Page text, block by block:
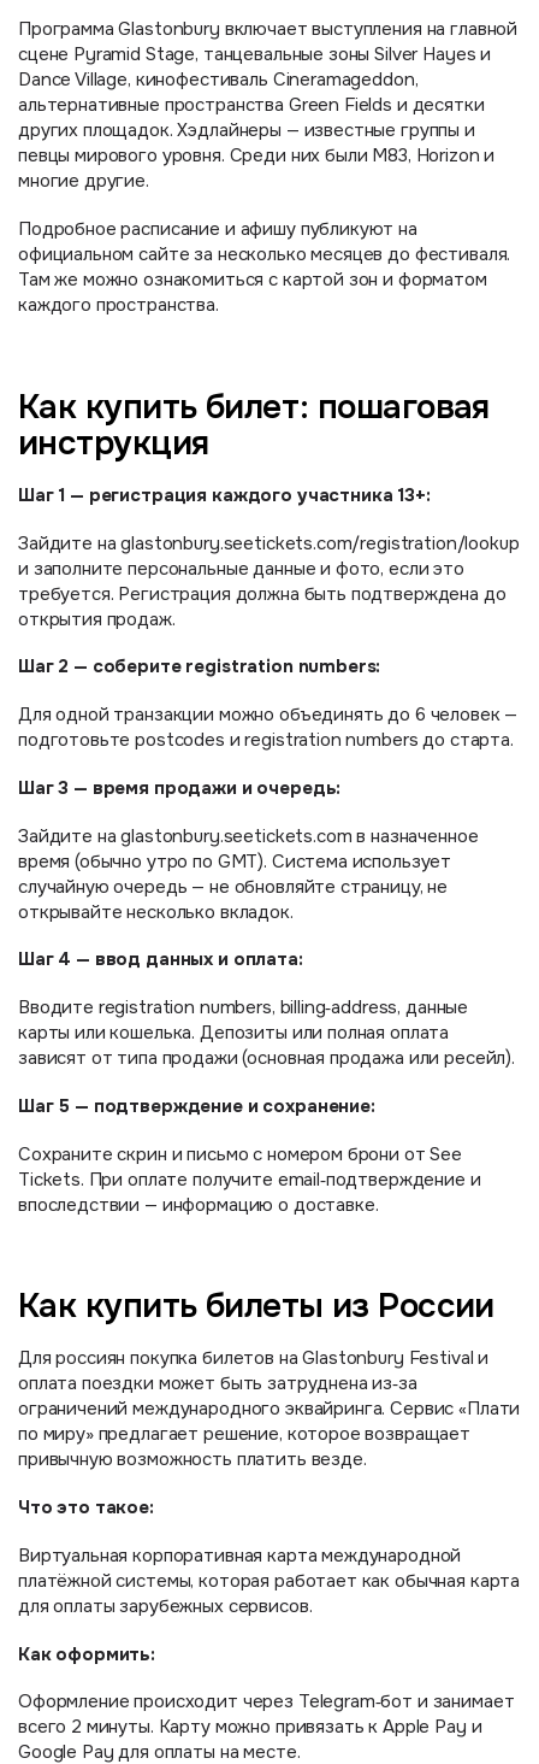
Программа Glastonbury включает выступления на главной
сцене Pyramid Stage, танцевальные зоны Silver Hayes и
Dance Village, кинофестиваль Cineramageddon,
альтернативные пространства Green Fields и десятки
других площадок. Хэдлайнеры — известные группы и
певцы мирового уровня. Среди них были M83, Horizon и
многие другие.
Подробное расписание и афишу публикуют на
официальном сайте за несколько месяцев до фестиваля.
Там же можно ознакомиться с картой зон и форматом
каждого пространства.
Как купить билет: пошаговая
инструкция
Шаг 1 — регистрация каждого участника 13+:
Зайдите на glastonbury.seetickets.com/registration/lookup
и заполните персональные данные и фото, если это
требуется. Регистрация должна быть подтверждена до
открытия продаж.
Шаг 2 — соберите registration numbers:
Для одной транзакции можно объединять до 6 человек —
подготовьте postcodes и registration numbers до старта.
Шаг 3 — время продажи и очередь:
Зайдите на glastonbury.seetickets.com в назначенное
время (обычно утро по GMT). Система использует
случайную очередь — не обновляйте страницу, не
открывайте несколько вкладок.
Шаг 4 — ввод данных и оплата:
Вводите registration numbers, billing‑address, данные
карты или кошелька. Депозиты или полная оплата
зависят от типа продажи (основная продажа или ресейл).
Шаг 5 — подтверждение и сохранение:
Сохраните скрин и письмо с номером брони от See
Tickets. При оплате получите email‑подтверждение и
впоследствии — информацию о доставке.
Как купить билеты из России
Для россиян покупка билетов на Glastonbury Festival и
оплата поездки может быть затруднена из‑за
ограничений международного эквайринга. Сервис «Плати
по миру» предлагает решение, которое возвращает
привычную возможность платить везде.
Что это такое:
Виртуальная корпоративная карта международной
платёжной системы, которая работает как обычная карта
для оплаты зарубежных сервисов.
Как оформить:
Оформление происходит через Telegram‑бот и занимает
всего 2 минуты. Карту можно привязать к Apple Pay и
Google Pay для оплаты на месте.